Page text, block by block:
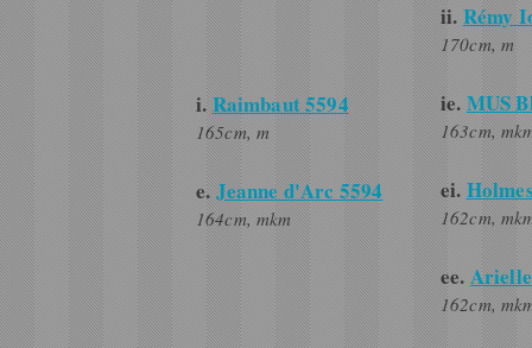
ii.Rémy
170cm, m
ie.MUS
163cm,
ei.
162cm,
ee.
162cm,
i.Raimbaut 5594
165cm, m
e.Jeanne d'Arc 5594
164cm, mkm